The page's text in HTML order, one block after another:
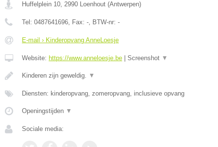
Huffelplein 10, 2990 Loenhout (Antwerpen)
Tel: 0487641696, Fax: -, BTW-nr: -
E-mail › Kinderopvang AnneLoesje
Website: https://www.anneloesje.be Screenshot ▼
Kinderen zijn geweldig. ▼
Diensten: kinderopvang, zomeropvang, inclusieve opvang
Openingstijden ▼
Sociale media: